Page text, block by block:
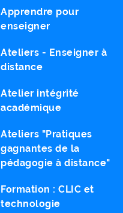
Apprendre pour
enseigner
Ateliers - Enseigner à
distance
Atelier intégrité
académique
Ateliers "Pratiques
gagnantes de la
pédagogie à distance"
Formation : CLIC et
technologie